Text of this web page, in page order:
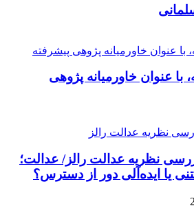
با عنوان خاورمیانه پژوهی
نظریه عدالت رالز/ عدالت؛
یا ایده‌آلی دور از دسترس؟